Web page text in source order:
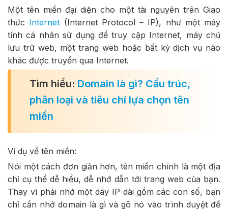
Một tên miền đại diện cho một tài nguyên trên Giao
thức Internet (Internet Protocol – IP), như một máy
tính cá nhân sử dụng để truy cập Internet, máy chủ
lưu trữ web, một trang web hoặc bất kỳ dịch vụ nào
khác được truyền qua Internet.
Tìm hiểu: Domain là gì? Cấu trúc,
phân loại và tiêu chí lựa chọn tên
miền
Ví dụ về tên miền:
Nói một cách đơn giản hơn, tên miền chính là một địa
chỉ cụ thể dễ hiểu, dễ nhớ dẫn tới trang web của bạn.
Thay vì phải nhớ một dãy IP dài gồm các con số, bạn
chỉ cần nhớ domain là gì và gõ nó vào trình duyệt để